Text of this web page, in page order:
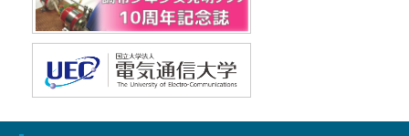
前期11名（小学5年生5名、6年生6名、うち男
子8名・女子3名）
後期7名（小学5年生2名、6年生5名、うち男子
3名・女子4名）
講師
参加者
前期9名（小学5年生5名、6年生4名、うち男
子9名）
後期10名（小学5年生6名、6年生4名、うち男
子7名・女子3名）
参加者
小学校5・6年生 12名
会場
渋谷区こども科学センター ハチラボ
参加者